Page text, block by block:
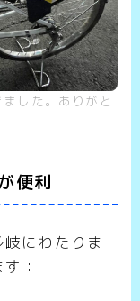
した。ありがと
便利
にわたりま
：